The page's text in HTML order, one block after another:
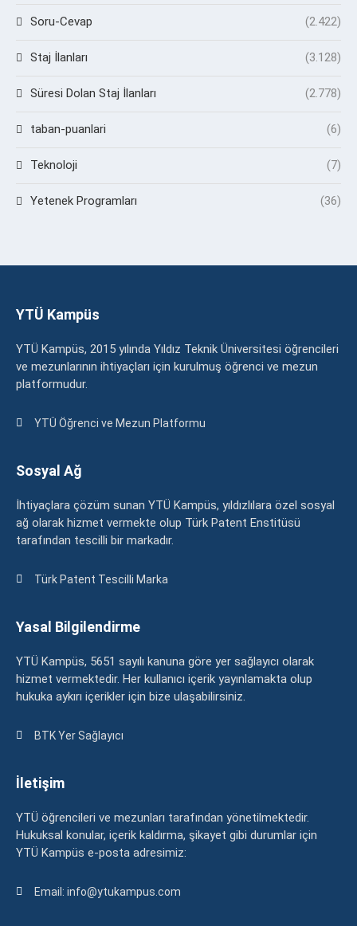
Soru-Cevap (2.422)
Staj İlanları (3.128)
Süresi Dolan Staj İlanları (2.778)
taban-puanlari (6)
Teknoloji (7)
Yetenek Programları (36)
YTÜ Kampüs
YTÜ Kampüs, 2015 yılında Yıldız Teknik Üniversitesi öğrencileri
ve mezunlarının ihtiyaçları için kurulmuş öğrenci ve mezun
platformudur.
YTÜ Öğrenci ve Mezun Platformu
Sosyal Ağ
İhtiyaçlara çözüm sunan YTÜ Kampüs, yıldızlılara özel sosyal
ağ olarak hizmet vermekte olup Türk Patent Enstitüsü
tarafından tescilli bir markadır.
Türk Patent Tescilli Marka
Yasal Bilgilendirme
YTÜ Kampüs, 5651 sayılı kanuna göre yer sağlayıcı olarak
hizmet vermektedir. Her kullanıcı içerik yayınlamakta olup
hukuka aykırı içerikler için bize ulaşabilirsiniz.
BTK Yer Sağlayıcı
İletişim
YTÜ öğrencileri ve mezunları tarafından yönetilmektedir.
Hukuksal konular, içerik kaldırma, şikayet gibi durumlar için
YTÜ Kampüs e-posta adresimiz:
Email: info@ytukampus.com